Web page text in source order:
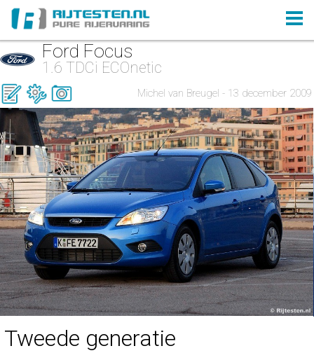
Ford Focus
1.6 TDCi ECOnetic
Michel van Breugel - 13 december 2009
Tweede generatie